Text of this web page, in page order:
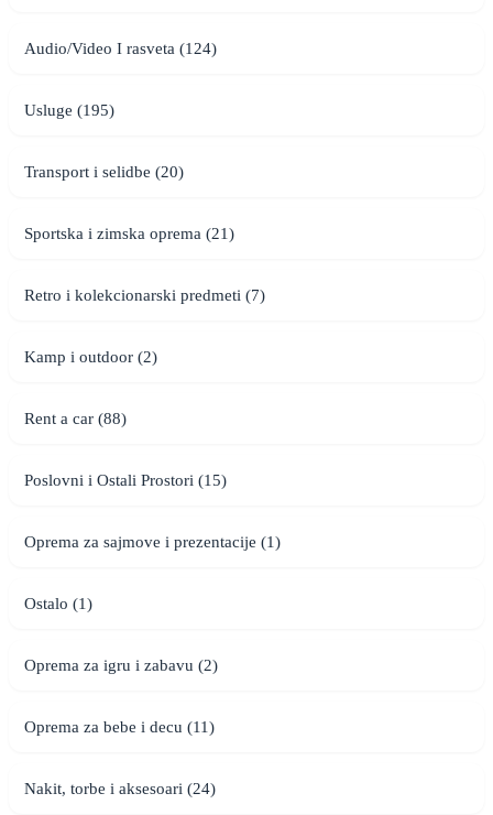
Audio/Video I rasveta (124)
Usluge (195)
Transport i selidbe (20)
Sportska i zimska oprema (21)
Retro i kolekcionarski predmeti (7)
Kamp i outdoor (2)
Rent a car (88)
Poslovni i Ostali Prostori (15)
Oprema za sajmove i prezentacije (1)
Ostalo (1)
Oprema za igru i zabavu (2)
Oprema za bebe i decu (11)
Nakit, torbe i aksesoari (24)